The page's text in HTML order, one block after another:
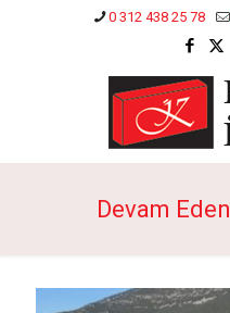
0 312 438 25 78
Devam